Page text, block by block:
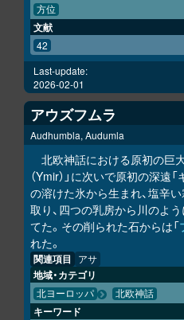
方位
文献
42
Last-update:
2026-02-01
アウズフムラ
Audhumbla, Audumla
北欧神話における原初の巨
（Ymir）」に次いで原初の深遠
の溶けた氷から生まれ、塩辛
取り、四つの乳房から川のよ
てた。その削られた石からは「
れた。
関連項目 アサ
地域・カテゴリ
北ヨーロッパ 北欧神話
キーワード